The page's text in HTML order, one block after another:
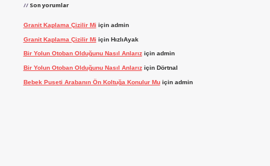
Son yorumlar
Granit Kaplama Çizilir Mi için admin
Granit Kaplama Çizilir Mi için HızlıAyak
Bir Yolun Otoban Olduğunu Nasıl Anlarıziçin admin
Bir Yolun Otoban Olduğunu Nasıl Anlarıziçin Dörtnal
Bebek Puseti Arabanın Ön Koltuğa Konulur Muiçin admin